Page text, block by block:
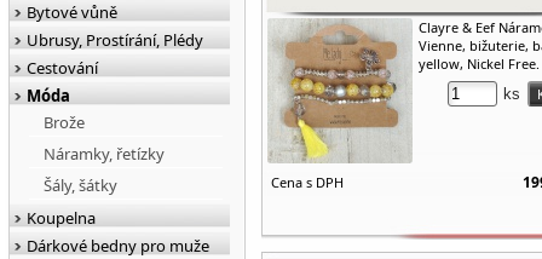
Clayre & Eef
Vienne, bižuterie,
yellow, Nickel Free.
ks
Cena s DPH
Bytové vůně
Ubrusy, Prostírání, Plédy
Cestování
Móda
Brože
Náramky, řetízky
Šály, šátky
Koupelna
Dárkové bedny pro muže